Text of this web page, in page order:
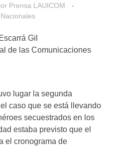
Prensa LAUICOM
Nacionales
Gil
de las Comunicaciones
lugar la segunda
caso que se está llevando
secuestrados en los
estaba previsto que el
el cronograma de